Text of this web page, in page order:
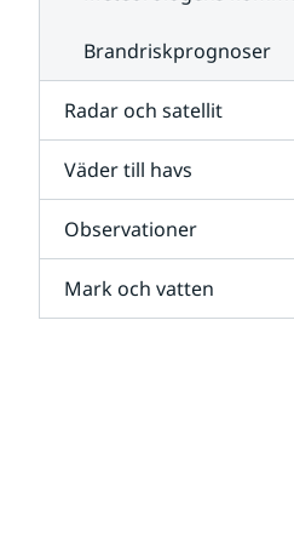
Brandriskprognoser
Radar och satellit
Väder till havs
Observationer
Mark och vatten